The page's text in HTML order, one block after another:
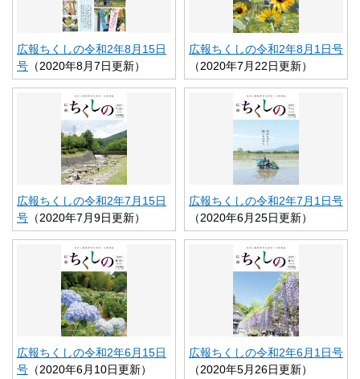
広報ちくしの令和2年8月15日
号 （2020年8月7日更新）
広報ちくしの令和2年8月1日号
（2020年7月22日更新）
広報ちくしの令和2年7月15日
号 （2020年7月9日更新）
広報ちくしの令和2年7月1日号
（2020年6月25日更新）
広報ちくしの令和2年6月15日
号 （2020年6月10日更新）
広報ちくしの令和2年6月1日号
（2020年5月26日更新）